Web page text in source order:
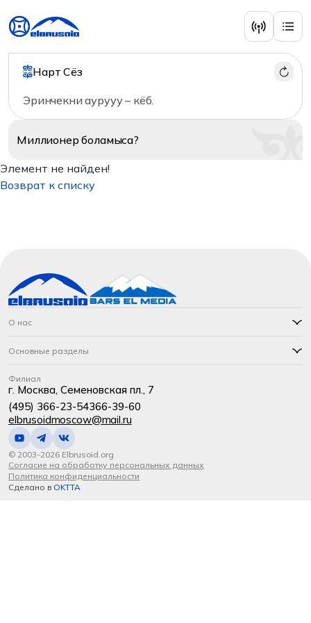
Нарт Сёз
Эринчекни аурууу – кёб.
Миллионерболамыса?
Элемент не найден!
Возврат к списку
О нас
Основные разделы
Филиал
г. Москва, Семеновская пл., 7
(495) 366-23-54366-39-60
elbrusoidmoscow@mail.ru
© 2003-2026 Elbrusoid.org
Согласие на обработку персональных данных
Политика конфиденциальности
Сделано в OKTTA